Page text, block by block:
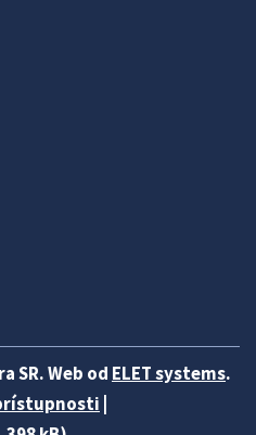
SR. Web od ELET systems.